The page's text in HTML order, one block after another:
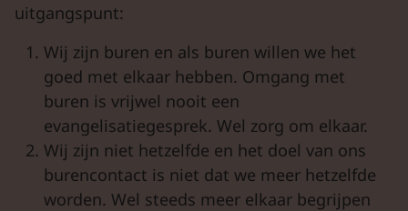
uitgangspunt:
Wij zijn buren en als buren willen we het
goed met elkaar hebben. Omgang met
buren is vrijwel nooit een
evangelisatiegesprek. Wel zorg om elkaar.
Wij zijn niet hetzelfde en het doel van ons
burencontact is niet dat we meer hetzelfde
worden. Wel steeds meer elkaar begrijpen